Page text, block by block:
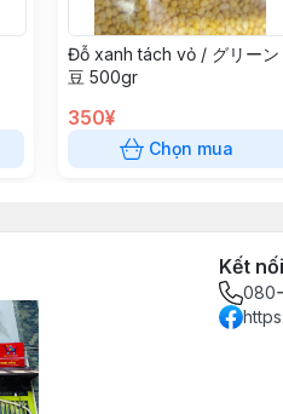
Đỗ xanh tách vỏ / グリーン
豆 500gr
350¥
Chọn mua
Kết
080